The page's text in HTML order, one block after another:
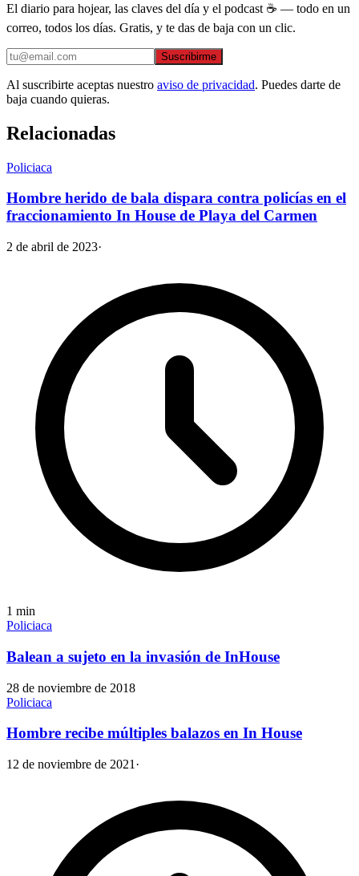
El diario para hojear, las claves del día y el podcast ☕ — todo en un
correo, todos los días. Gratis, y te das de baja con un clic.
Suscribirme
Al suscribirte aceptas nuestro aviso de privacidad. Puedes darte de
baja cuando quieras.
Relacionadas
Policiaca
Hombre herido de bala dispara contra policías en el
fraccionamiento In House de Playa del Carmen
2 de abril de 2023·
1 min
Policiaca
Balean a sujeto en la invasión de InHouse
28 de noviembre de 2018
Policiaca
Hombre recibe múltiples balazos en In House
12 de noviembre de 2021 ·